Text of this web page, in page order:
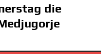
die